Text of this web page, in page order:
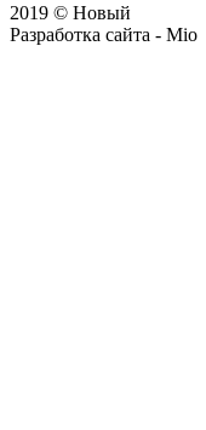
2019 © Новый
Разработка сайта - Mio